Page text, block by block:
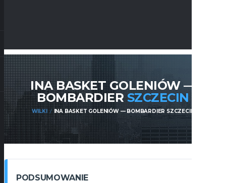
INA BASKET GOLENIÓW —
BOMBARDIER SZCZECIN
WILKI INA BASKET GOLENIÓW — BOMBARDIER SZCZECIN
PODSUMOWANIE